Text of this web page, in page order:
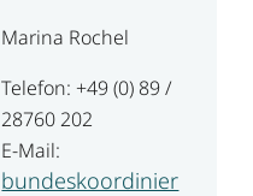
Marina Rochel
Telefon: +49 (0) 89 /
28760 202
E-Mail:
bundeskoordinier